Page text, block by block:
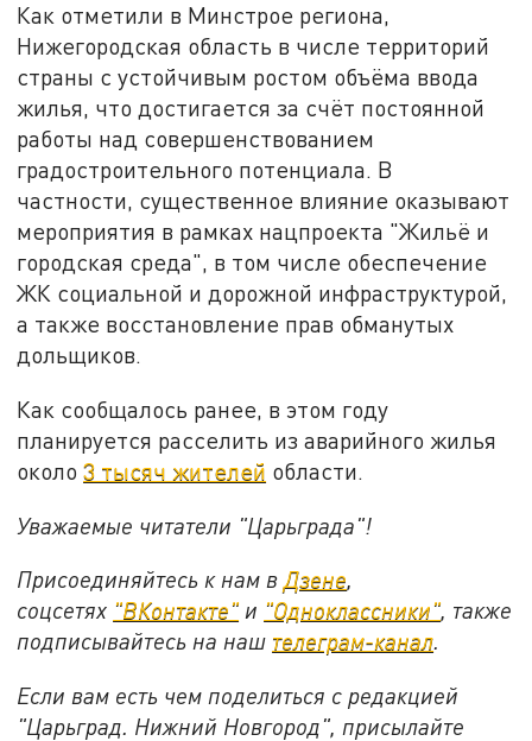
Как отметили в Минстрое региона,
Нижегородская область в числе территорий
страны с устойчивым ростом объёма ввода
жилья, что достигается за счёт постоянной
работы над совершенствованием
градостроительного потенциала. В
частности, существенное влияние оказывают
мероприятия в рамках нацпроекта "Жильё и
городская среда", в том числе обеспечение
ЖК социальной и дорожной инфраструктурой,
а также восстановление прав обманутых
дольщиков.
Как сообщалось ранее, в этом году
планируется расселить из аварийного жилья
около3 тысяч жителей области.
Уважаемые читатели "Царьграда"!
Присоединяйтесь к нам вДзене,
соцсетях "ВКонтакте" и "Одноклассники", также
подписывайтесь на наш телеграм-канал.
Если вам есть чем поделиться с редакцией
"Царьград. Нижний Новгород", присылайте